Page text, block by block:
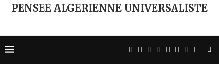
PENSEE ALGERIENNE UNIVERSALISTE